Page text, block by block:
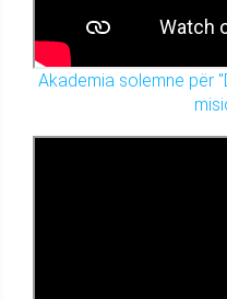
Akademia solemne për